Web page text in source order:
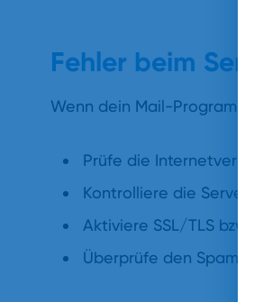
Fehler beim
Wenn dein Mail-Programm
Prüfe die
Kontrolliere die
Aktiviere SSL/TLS bzw.
Überprüfe den Spam-